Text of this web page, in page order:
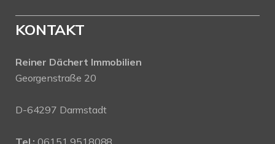
KONTAKT
Reiner Dächert Immobilien
Georgenstraße 20
D-64297 Darmstadt
Tel.: 06151 9518088